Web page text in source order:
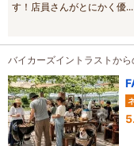
す！店員さんがとにかく優...
バイカーズイントラストか